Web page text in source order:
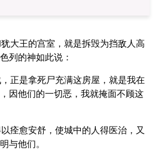
大王的宫室，就是拆毁为挡敌人高
列的神如此说：
正是拿死尸充满这房屋，就是我在
因他们的一切恶，我就掩面不顾这
痊愈安舒，使城中的人得医治，又
与他们。